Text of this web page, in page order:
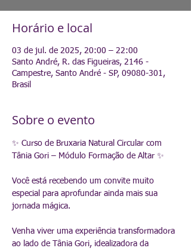
Horário e local
03 de jul. de 2025, 20:00 – 22:00
Santo André, R. das Figueiras, 2146 -
Campestre, Santo André - SP, 09080-301,
Brasil
Sobre o evento
✨ Curso de Bruxaria Natural Circular com
Tânia Gori – Módulo Formação de Altar ✨
Você está recebendo um convite muito
especial para aprofundar ainda mais sua
jornada mágica.
Venha viver uma experiência transformadora
ao lado de Tânia Gori, idealizadora da